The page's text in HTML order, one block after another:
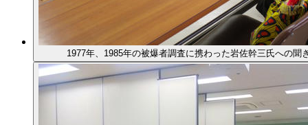
1977年、1985年の被爆者調査に携わった岩佐幹三氏への聞